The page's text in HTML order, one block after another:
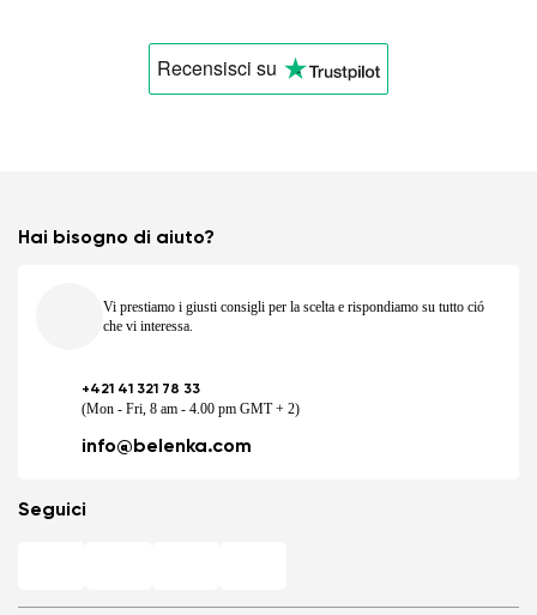
Recensisci su
Hai bisogno di aiuto?
Vi prestiamo i giusti consigli per la scelta e rispondiamo su tutto ció
che vi interessa.
+421 41 321 78 33
(Mon - Fri, 8 am - 4.00 pm GMT + 2)
info@belenka.com
Seguici